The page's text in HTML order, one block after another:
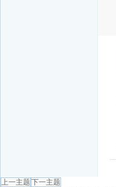
上一主题 下一主题